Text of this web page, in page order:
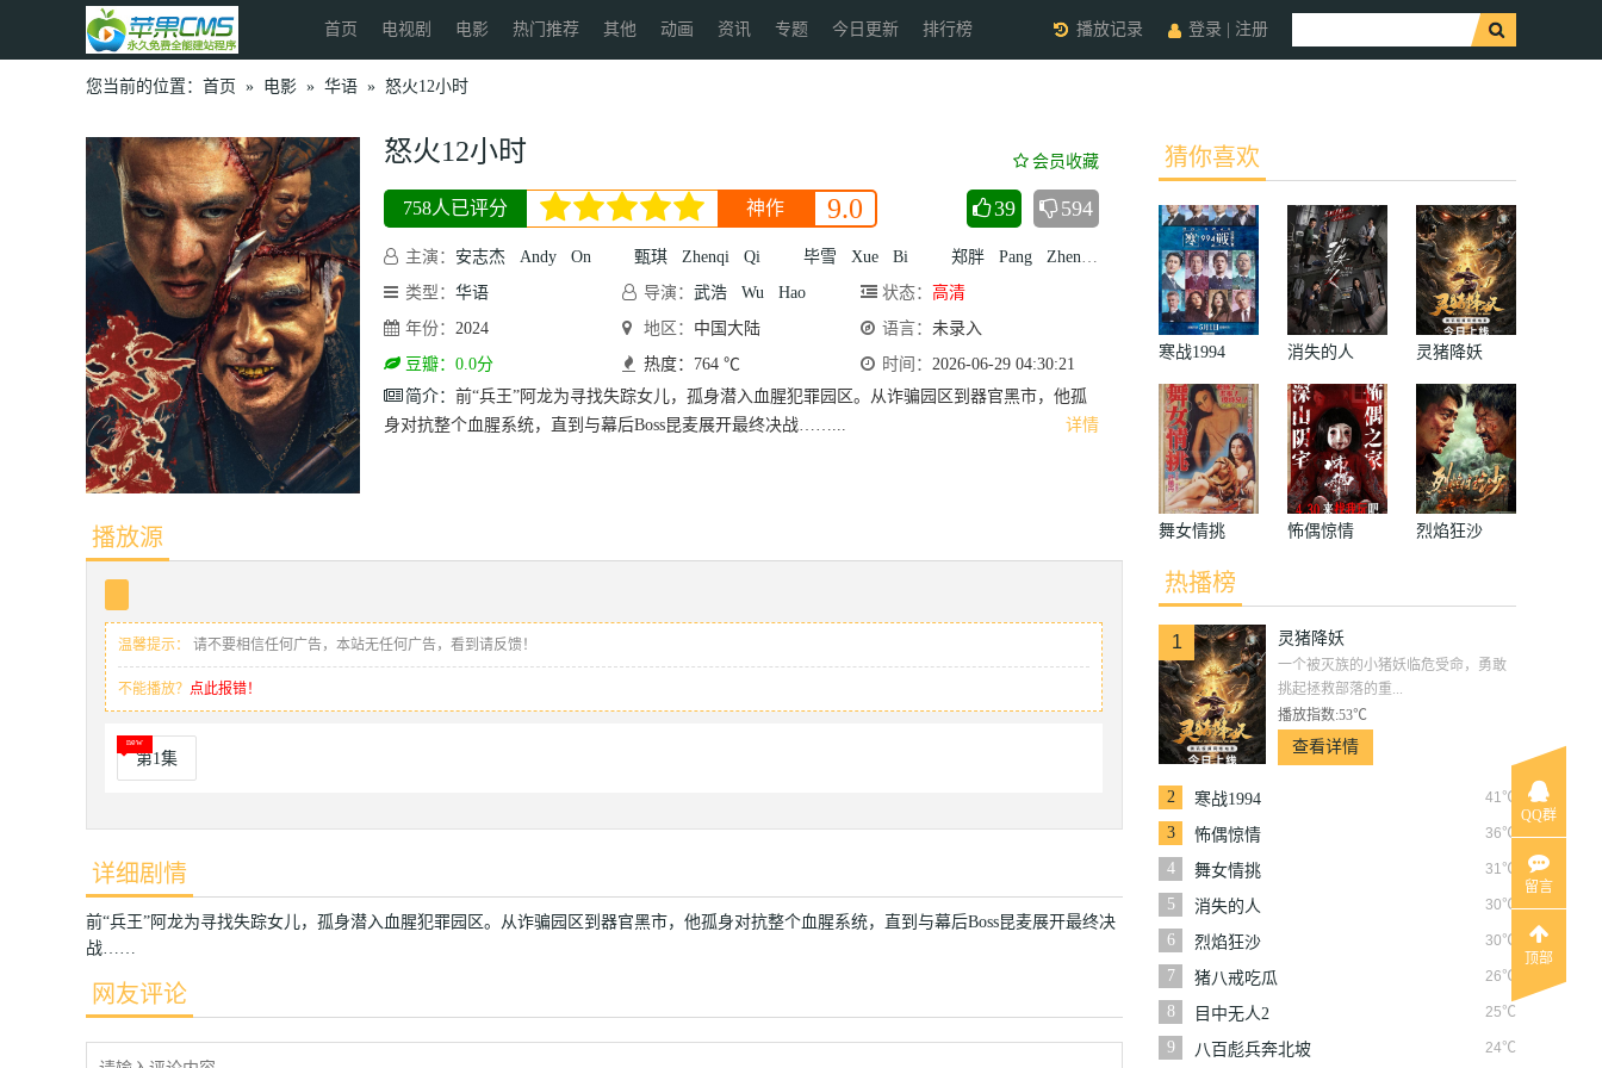
首页 电视剧 电影 热门推荐 其他 动画 资讯 专题 今日更新 排行榜 登录 注册
播放记录
您当前的位置： 首页 » 电影 » 华语 » 怒火12小时
怒火12小时 会员收藏
758人已评分 神作 9.0 39 594
主演： 安志杰 Andy On 甄琪 Zhenqi Qi 毕雪 Xue Bi 郑胖 Pang Zheng 冯秦川 Qinchuan Feng 倪珂欣 Kexin Ni
类型： 华语 导演： 武浩 Wu Hao 状态： 高清
年份： 2024 地区： 中国大陆 语言： 未录入
豆瓣：0.0分
热度：764 ℃ 时间： 2026-06-29 04:30:21
简介：
详情
前“兵王”阿龙为寻找失踪女儿，孤身潜入血腥犯罪园区。从诈骗园区到器官黑市，他孤
身对抗整个血腥系统，直到与幕后Boss昆麦展开最终决战……...
播放源
温馨提示： 请不要相信任何广告，本站无任何广告，看到请反馈！
不能播放？ 点此报错！
第1集
详细剧情
前“兵王”阿龙为寻找失踪女儿，孤身潜入血腥犯罪园区。从诈骗园区到器官黑市，他孤身对抗整个血腥系统，直到与幕后Boss昆麦展开最终决
战……
网友评论
猜你喜欢
寒战1994 消失的人 灵猪降妖
舞女情挑 怖偶惊情 烈焰狂沙
热播榜
1 灵猪降妖
一个被灭族的小猪妖临危受命，勇敢
挑起拯救部落的重...
播放指数:53℃
查看详情
2 41℃
寒战1994
3
36℃
怖偶惊情
4
31℃
舞女情挑
5
30℃
消失的人
6
30℃
烈焰狂沙
7
26℃
猪八戒吃瓜
8
25℃
目中无人2
9
24℃
八百彪兵奔北坡
QQ群
留言
顶部